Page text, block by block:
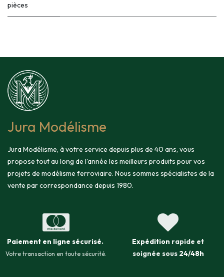
pièces
Jura Modélisme
Jura Modélisme, à votre service depuis plus de 40 ans, vous
propose tout au long de l'année les meilleurs produits pour vos
projets de modélisme ferroviaire. Nous sommes spécialistes de la
vente par correspondance depuis 1980.
Paiement en ligne sécurisé.
Votre transaction en toute sécurité.
Expédition rapide et
soignée sous 24/48h